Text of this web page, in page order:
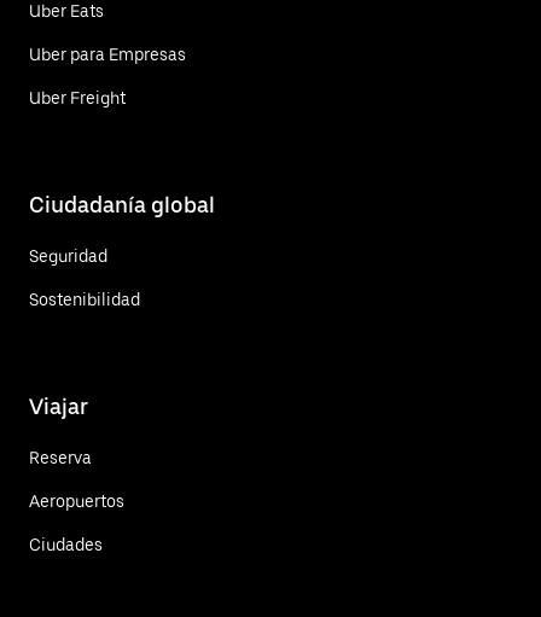
Uber Eats
Uber para Empresas
Uber Freight
Ciudadanía global
Seguridad
Sostenibilidad
Viajar
Reserva
Aeropuertos
Ciudades